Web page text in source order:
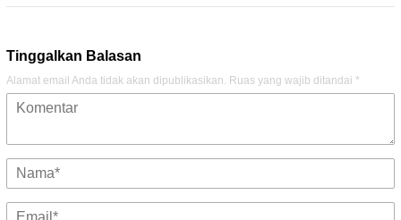
Tinggalkan Balasan
Alamat email Anda tidak akan dipublikasikan. Ruas yang wajib ditandai *